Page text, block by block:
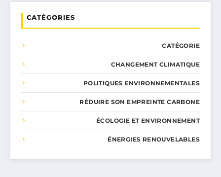
CATÉGORIES
CATÉGORIE
CHANGEMENT CLIMATIQUE
POLITIQUES ENVIRONNEMENTALES
RÉDUIRE SON EMPREINTE CARBONE
ÉCOLOGIE ET ENVIRONNEMENT
ÉNERGIES RENOUVELABLES